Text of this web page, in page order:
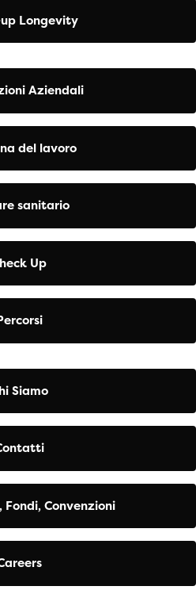
Longevity
Aziendali
del lavoro
sanitario
Up
Siamo
Fondi, Convenzioni